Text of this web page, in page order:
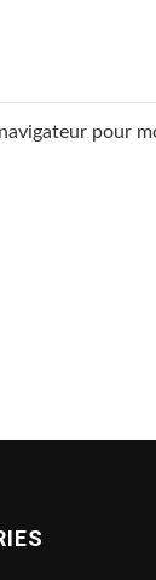
pour